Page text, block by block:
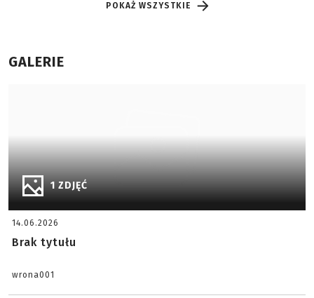
POKAŻ WSZYSTKIE
GALERIE
1 ZDJĘĆ
14.06.2026
Brak tytułu
wrona001